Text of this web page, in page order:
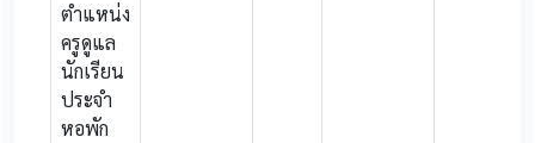
ตำแหน่ง
ครูดูแล
นักเรียน
ประจำ
หอพัก